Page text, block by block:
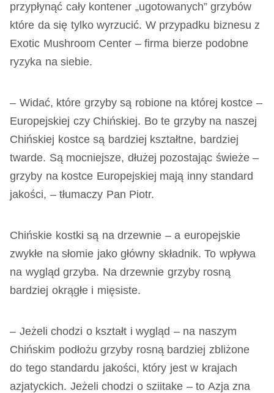
przypłynąć cały kontener „ugotowanych” grzybów
które da się tylko wyrzucić. W przypadku biznesu z
Exotic Mushroom Center – firma bierze podobne
ryzyka na siebie.
– Widać, które grzyby są robione na której kostce –
Europejskiej czy Chińskiej. Bo te grzyby na naszej
Chińskiej kostce są bardziej kształtne, bardziej
twarde. Są mocniejsze, dłużej pozostając świeże –
grzyby na kostce Europejskiej mają inny standard
jakości, – tłumaczy Pan Piotr.
Chińskie kostki są na drzewnie – a europejskie
zwykłe na słomie jako główny składnik. To wpływa
na wygląd grzyba. Na drzewnie grzyby rosną
bardziej okrągłe i mięsiste.
– Jeżeli chodzi o kształt i wygląd – na naszym
Chińskim podłożu grzyby rosną bardziej zbliżone
do tego standardu jakości, który jest w krajach
azjatyckich. Jeżeli chodzi o sziitake – to Azja zna